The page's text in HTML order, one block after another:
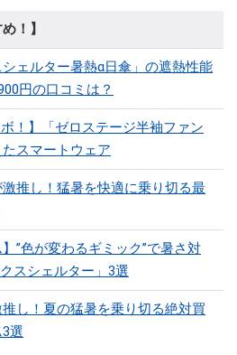
！】
ェルター暑熱α日傘」の遮熱性能
円の口コミは？
ボ！】「ゼロステージ半袖ファン
スマートウェア
激推し！猛暑を快適に乗り切る最
”色が変わるギミック”で暑さ対
スシェルター」3選
推し！夏の猛暑を乗り切る絶対買
選